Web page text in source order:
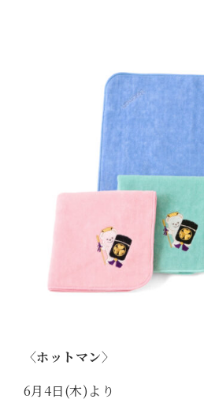
〈ホットマン〉
6月4日(木)より